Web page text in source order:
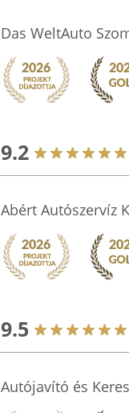
Das WeltAuto
9.2
Abért Autószervíz
9.5
Autójavító és